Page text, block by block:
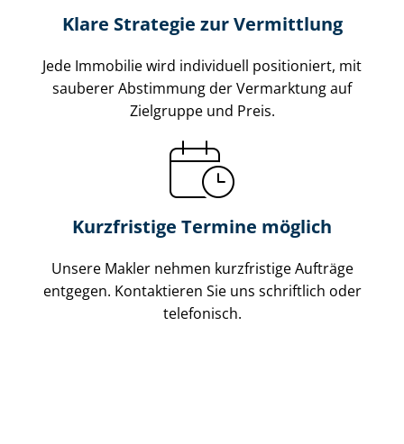
Klare Strategie zur Vermittlung
Jede Immobilie wird individuell positioniert, mit
sauberer Abstimmung der Vermarktung auf
Zielgruppe und Preis.
Kurzfristige Termine möglich
Unsere Makler nehmen kurzfristige Aufträge
entgegen. Kontaktieren Sie uns schriftlich oder
telefonisch.